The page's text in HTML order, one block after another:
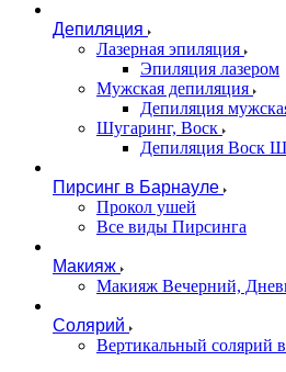
Депиляция
Лазерная эпиляция
Эпиляция лазером
Мужская депиляция
Депиляция
Шугаринг, Воск
Депиляция Воск
Пирсинг в Барнауле
Прокол ушей
Все виды Пирсинга
Макияж
Макияж Вечерний,
Солярий
Вертикальный солярий